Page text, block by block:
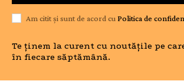
Am citit și sunt de acord cu Politica de
Te ținem la curent cu noutățile pe
în fiecare săptămână.